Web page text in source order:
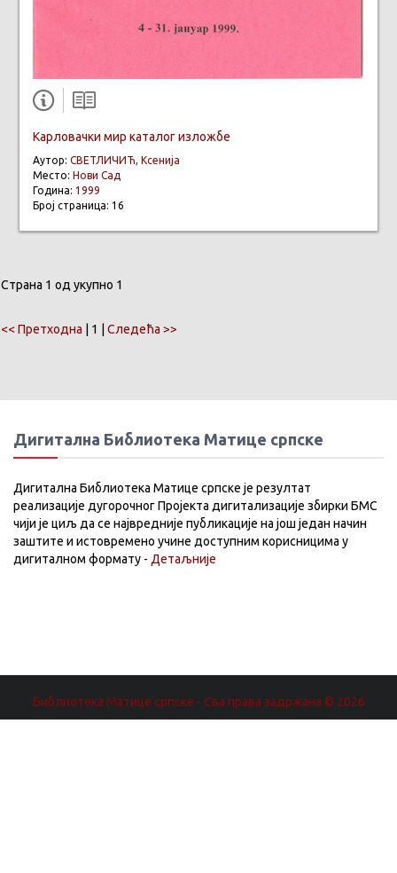
Карловачки мир каталог изложбе
Аутор: СВЕТЛИЧИЋ, Ксенија
Место: Нови Сад
Година: 1999
Број страница: 16
Страна 1 од укупно 1
<< Претходна | 1 | Следећа >>
Дигитална Библиотека Матице српске
Дигитална Библиотека Матице српске је резултат
реализације дугорочног Пројекта дигитализације збирки БМС
чији је циљ да се највредније публикације на још један начин
заштите и истовремено учине доступним корисницима у
дигиталном формату - Детаљније
Библиотека Матице српске - Сва права задржана.© 2026